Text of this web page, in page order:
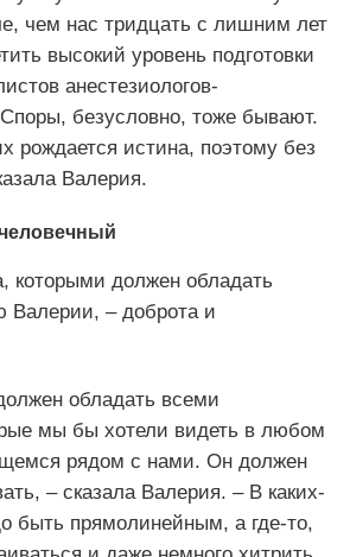
чем нас тридцать с лишним лет
высокий уровень подготовки
анестезиологов-
безусловно, тоже бывают.
рождается истина, поэтому без
Валерия.
которыми должен обладать
Валерии, – доброта и
обладать всеми
мы бы хотели видеть в любом
рядом с нами. Он должен
– сказала Валерия. – В каких-
быть прямолинейным, а где-то,